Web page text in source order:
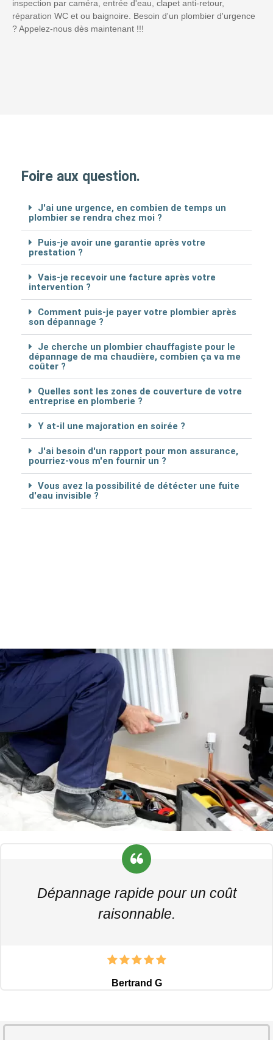
inspection par caméra, entrée d'eau, clapet anti-retour,
réparation WC et ou baignoire. Besoin d'un plombier d'urgence
? Appelez-nous dès maintenant !!!
Foire aux question.
J'ai une urgence, en combien de temps un
plombier se rendra chez moi ?
Puis-je avoir une garantie après votre
prestation ?
Vais-je recevoir une facture après votre
intervention ?
Comment puis-je payer votre plombier après
son dépannage ?
Je cherche un plombier chauffagiste pour le
dépannage de ma chaudière, combien ça va me
coûter ?
Quelles sont les zones de couverture de votre
entreprise en plomberie ?
Y at-il une majoration en soirée ?
J'ai besoin d'un rapport pour mon assurance,
pourriez-vous m'en fournir un ?
Vous avez la possibilité de détécter une fuite
d'eau invisible ?
Dépannage rapide pour un coût
raisonnable.
Bertrand G